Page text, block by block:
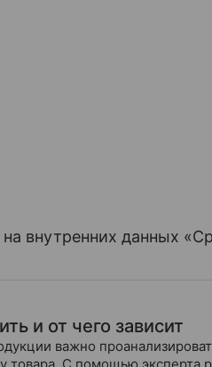
внутренних данных
и от чего зависит
важно